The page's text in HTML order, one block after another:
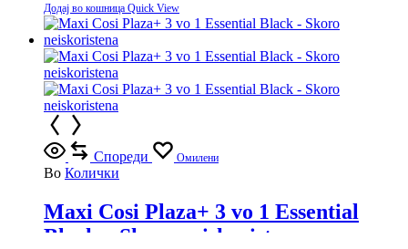
Додај во кошница Quick View
Спореди Омилени
Во Колички
Maxi Cosi Plaza+ 3 vo 1 Essential
Black – Skoro neiskoristena